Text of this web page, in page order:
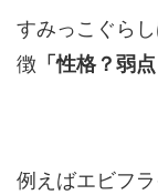
すみっこぐら
徴 「性格？弱点
例えばエビフラ